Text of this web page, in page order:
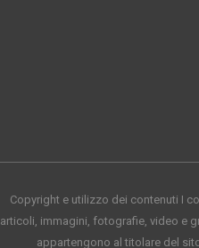
Copyright e utilizzo dei contenuti I
articoli, immagini, fotografie, video e
appartengono al titolare del